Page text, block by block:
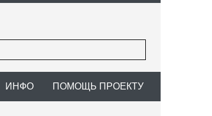
ИНФО ПОМОЩЬ ПРОЕКТУ